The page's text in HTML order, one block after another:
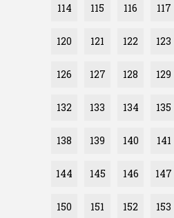
114 115 116 117
120 121 122 123
126 127 128 129
132 133 134 135
138 139 140 141
144 145 146 147
150 151 152 153